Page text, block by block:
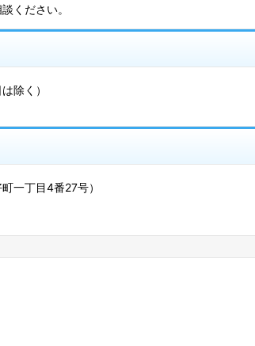
ください。
除く）
一丁目4番27号）